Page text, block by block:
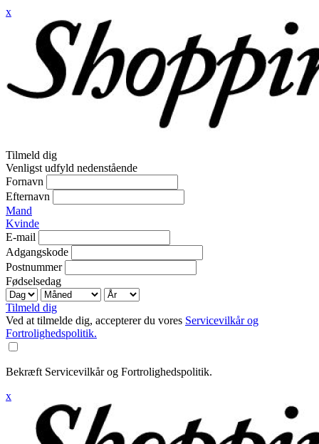
x
Tilmeld dig
Venligst udfyld nedenstående
Fornavn
Efternavn
Mand
Kvinde
E-mail
Adgangskode
Postnummer
Fødselsedag
Tilmeld dig
Ved at tilmelde dig, accepterer du vores Servicevilkår og
Fortrolighedspolitik.
Bekræft Servicevilkår og Fortrolighedspolitik.
x